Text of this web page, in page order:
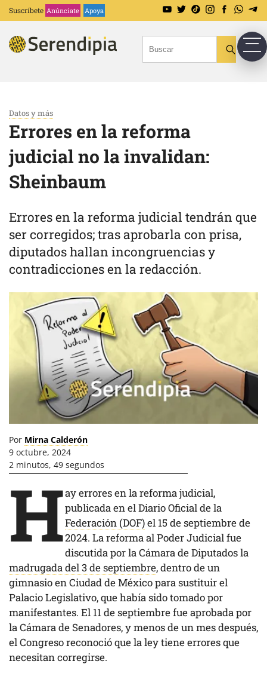
Suscríbete Anúnciate Apoya
Datos y más
Errores en la reforma
judicial no la invalidan:
Sheinbaum
Errores en la reforma judicial tendrán que
ser corregidos; tras aprobarla con prisa,
diputados hallan incongruencias y
contradicciones en la redacción.
Por Mirna Calderón
9 octubre, 2024
2 minutos, 49 segundos
Hay errores en la reforma judicial,
publicada en el Diario Oficial de la
Federación (DOF)el 15 de septiembre de
2024. La reforma al Poder Judicial fue
discutida por la Cámara de Diputados la
madrugada del 3 de septiembre, dentro de un
gimnasio en Ciudad de México para sustituir el
Palacio Legislativo, que había sido tomado por
manifestantes. El 11 de septiembre fue aprobada por
la Cámara de Senadores, y menos de un mes después,
el Congreso reconoció que la ley tiene errores que
necesitan corregirse.